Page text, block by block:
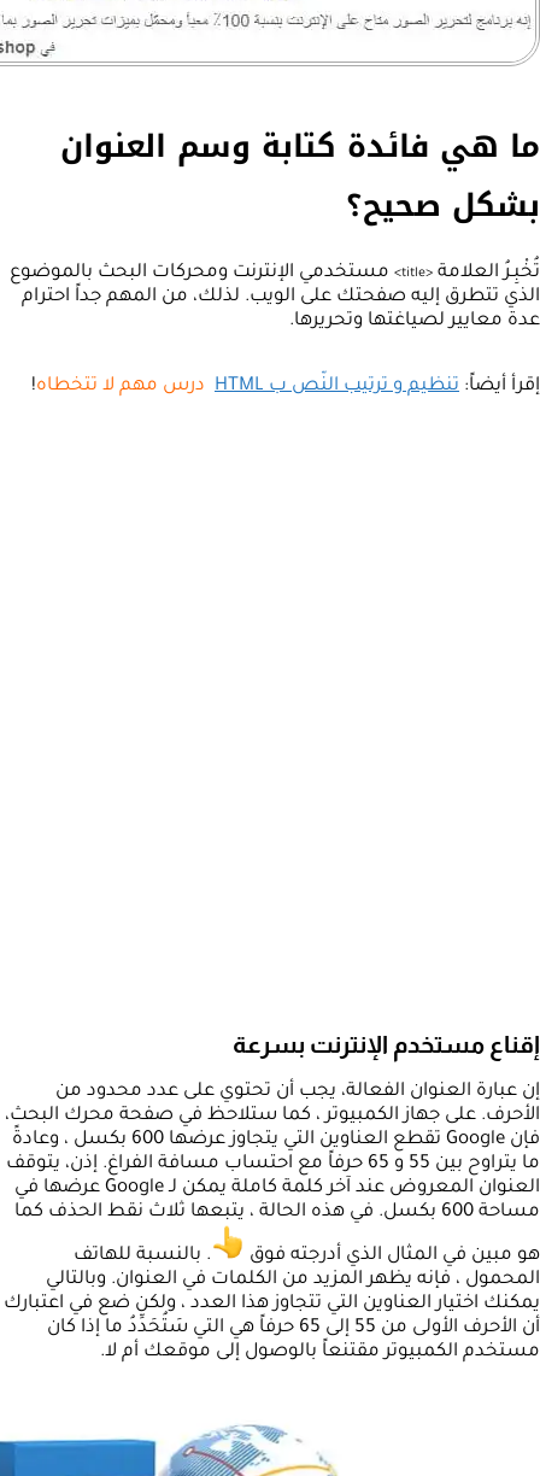
ما هي فائدة كتابة وسم العنوان
بشكل صحيح؟
تُخْبِـرُ العلامة <
title
> مستخدمي الإنترنت ومحركات البحث بالموضوع
الذي تتطرق إليه صفحتك على الويب. لذلك، من المهم جداً احترام
عدة معايير لصياغتها وتحريرها.
إقرأ أيضاً: تنظيم و ترتيب النّص ب HTML درس مهم لا تتخطاه!
إقناع مستخدم الإنترنت بسرعة
إن عبارة العنوان الفعالة، يجب أن تحتوي على عدد محدود من
الأحرف. على جهاز الكمبيوتر ، كما ستلاحظ في صفحة محرك البحث،
فإن Google تقطع العناوين التي يتجاوز عرضها 600 بكسل ، وعادةً
ما يتراوح بين 55 و 65 حرفاً مع احتساب مسافة الفراغ. إذن، يتوقف
العنوان المعروض عند آخر كلمة كاملة يمكن لـ Google عرضها في
مساحة 600 بكسل. في هذه الحالة ، يتبعها ثلاث نقط الحذف كما
هو مبين في المثال الذي أدرجته فوق
. بالنسبة للهاتف
المحمول ، فإنه يظهر المزيد من الكلمات في العنوان. وبالتالي
يمكنك اختيار العناوين التي تتجاوز هذا العدد ، ولكن ضع في اعتبارك
أن الأحرف الأولى من 55 إلى 65 حرفاً هي التي سَتُحَدِّدُ ما إذا كان
مستخدم الكمبيوتر مقتنعاً بالوصول إلى موقعك أم لا.